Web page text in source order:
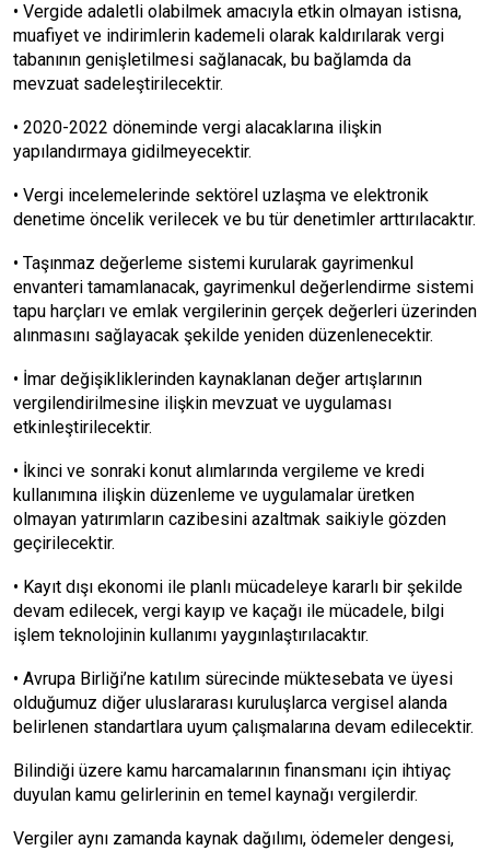
• Vergide adaletli olabilmek amacıyla etkin olmayan istisna,
muafiyet ve indirimlerin kademeli olarak kaldırılarak vergi
tabanının genişletilmesi sağlanacak, bu bağlamda da
mevzuat sadeleştirilecektir.
• 2020-2022 döneminde vergi alacaklarına ilişkin
yapılandırmaya gidilmeyecektir.
• Vergi incelemelerinde sektörel uzlaşma ve elektronik
denetime öncelik verilecek ve bu tür denetimler arttırılacaktır.
• Taşınmaz değerleme sistemi kurularak gayrimenkul
envanteri tamamlanacak, gayrimenkul değerlendirme sistemi
tapu harçları ve emlak vergilerinin gerçek değerleri üzerinden
alınmasını sağlayacak şekilde yeniden düzenlenecektir.
• İmar değişikliklerinden kaynaklanan değer artışlarının
vergilendirilmesine ilişkin mevzuat ve uygulaması
etkinleştirilecektir.
• İkinci ve sonraki konut alımlarında vergileme ve kredi
kullanımına ilişkin düzenleme ve uygulamalar üretken
olmayan yatırımların cazibesini azaltmak saikiyle gözden
geçirilecektir.
• Kayıt dışı ekonomi ile planlı mücadeleye kararlı bir şekilde
devam edilecek, vergi kayıp ve kaçağı ile mücadele, bilgi
işlem teknolojinin kullanımı yaygınlaştırılacaktır.
• Avrupa Birliği’ne katılım sürecinde müktesebata ve üyesi
olduğumuz diğer uluslararası kuruluşlarca vergisel alanda
belirlenen standartlara uyum çalışmalarına devam edilecektir.
Bilindiği üzere kamu harcamalarının finansmanı için ihtiyaç
duyulan kamu gelirlerinin en temel kaynağı vergilerdir.
Vergiler aynı zamanda kaynak dağılımı, ödemeler dengesi,